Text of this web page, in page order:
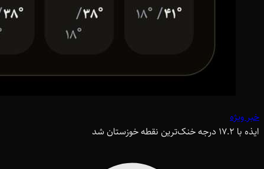
خبر ویژه
ایذه با ۱۷.۲ درجه خنک‌ترین نقطه خوزستان شد